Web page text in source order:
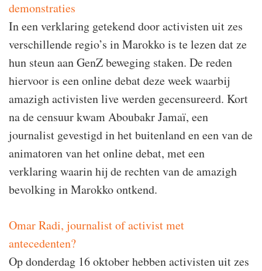
demonstraties
In een verklaring getekend door activisten uit zes
verschillende regio’s in Marokko is te lezen dat ze
hun steun aan GenZ beweging staken. De reden
hiervoor is een online debat deze week waarbij
amazigh activisten live werden gecensureerd. Kort
na de censuur kwam Aboubakr Jamaï, een
journalist gevestigd in het buitenland en een van de
animatoren van het online debat, met een
verklaring waarin hij de rechten van de amazigh
bevolking in Marokko ontkend.
Omar Radi, journalist of activist met
antecedenten?
Op donderdag 16 oktober hebben activisten uit zes